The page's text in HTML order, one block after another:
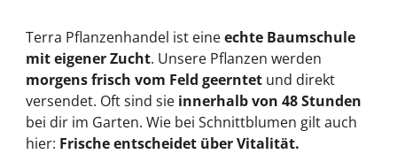
Terra Pflanzenhandel ist eineechte Baumschule
mit eigener Zucht. Unsere Pflanzen werden
morgens frisch vom Feld geerntetund direkt
versendet. Oft sind sie innerhalb von 48 Stunden
bei dir im Garten. Wie bei Schnittblumen gilt auch
hier: Frische entscheidet über Vitalität.